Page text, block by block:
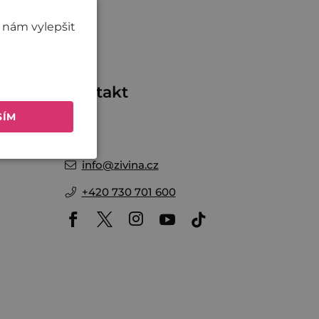
Kontakt
info@zivina.cz
+420 730 701 600
nám vylepšit